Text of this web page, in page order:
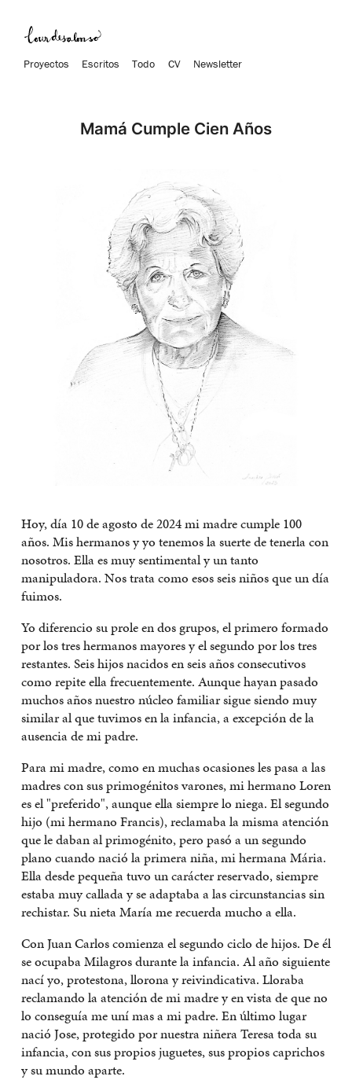
Proyectos Escritos Todo CV Newsletter
Mamá Cumple Cien Años
Hoy, día 10 de agosto de 2024 mi madre cumple 100
años. Mis hermanos y yo tenemos la suerte de tenerla con
nosotros. Ella es muy sentimental y un tanto
manipuladora. Nos trata como esos seis niños que un día
fuimos.
Yo diferencio su prole en dos grupos, el primero formado
por los tres hermanos mayores y el segundo por los tres
restantes. Seis hijos nacidos en seis años consecutivos
como repite ella frecuentemente. Aunque hayan pasado
muchos años nuestro núcleo familiar sigue siendo muy
similar al que tuvimos en la infancia, a excepción de la
ausencia de mi padre.
Para mi madre, como en muchas ocasiones les pasa a las
madres con sus primogénitos varones, mi hermano Loren
es el "preferido", aunque ella siempre lo niega. El segundo
hijo (mi hermano Francis), reclamaba la misma atención
que le daban al primogénito, pero pasó a un segundo
plano cuando nació la primera niña, mi hermana Mária.
Ella desde pequeña tuvo un carácter reservado, siempre
estaba muy callada y se adaptaba a las circunstancias sin
rechistar. Su nieta María me recuerda mucho a ella.
Con Juan Carlos comienza el segundo ciclo de hijos. De él
se ocupaba Milagros durante la infancia. Al año siguiente
nací yo, protestona, llorona y reivindicativa. Lloraba
reclamando la atención de mi madre y en vista de que no
lo conseguía me uní mas a mi padre. En último lugar
nació Jose, protegido por nuestra niñera Teresa toda su
infancia, con sus propios juguetes, sus propios caprichos
y su mundo aparte.